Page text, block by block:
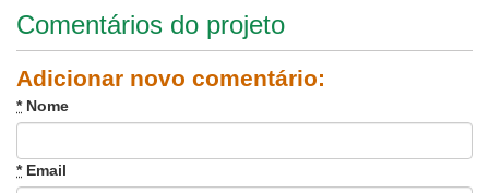
Comentários do projeto
Adicionar novo comentário:
*Nome
*Email